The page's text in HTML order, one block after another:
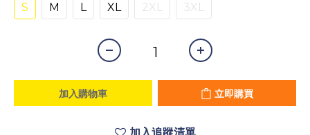
S M L XL 2XL 3XL
加入購物車 立即購買